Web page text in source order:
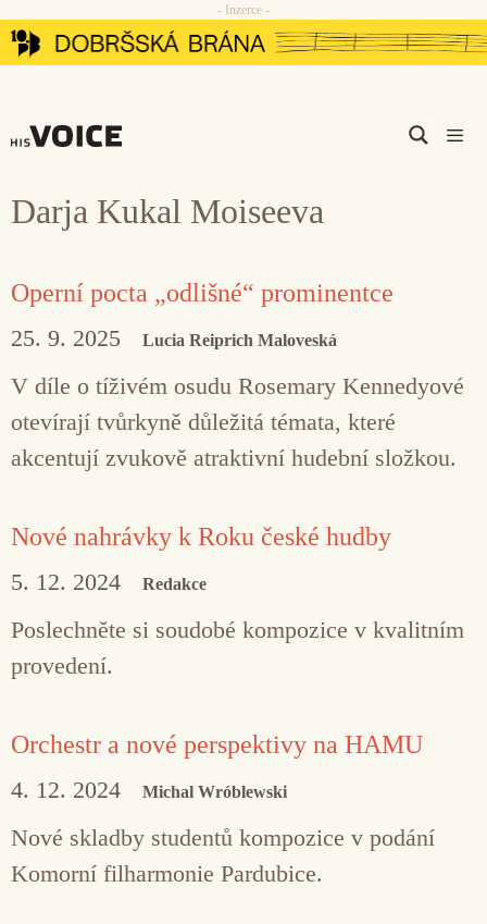
Přeskočit
na
- Inzerce -
Darja Kukal Moiseeva
Operní pocta „odlišné“ prominentce
25. 9. 2025 Lucia Reiprich Maloveská
V díle o tíživém osudu Rosemary Kennedyové
otevírají tvůrkyně důležitá témata, které
akcentují zvukově atraktivní hudební složkou.
Nové nahrávky k Roku české hudby
5. 12. 2024 Redakce
Poslechněte si soudobé kompozice v kvalitním
provedení.
Orchestr a nové perspektivy na HAMU
4. 12. 2024 Michal Wróblewski
Nové skladby studentů kompozice v podání
Komorní filharmonie Pardubice.